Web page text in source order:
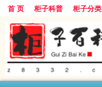
首 页 柜子科普 柜子分类